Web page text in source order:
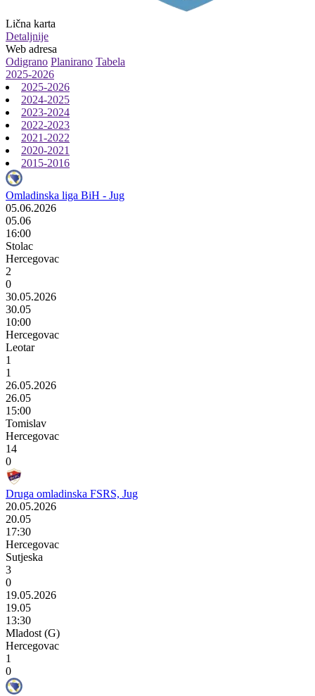
Lična karta
Detaljnije
Web adresa
Odigrano Planirano Tabela
2025-2026
2025-2026
2024-2025
2023-2024
2022-2023
2021-2022
2020-2021
2015-2016
Omladinska liga BiH - Jug
05.06.2026
05.06
16:00
Stolac
Hercegovac
2
0
30.05.2026
30.05
10:00
Hercegovac
Leotar
1
1
26.05.2026
26.05
15:00
Tomislav
Hercegovac
14
0
Druga omladinska FSRS, Jug
20.05.2026
20.05
17:30
Hercegovac
Sutjeska
3
0
19.05.2026
19.05
13:30
Mladost (G)
Hercegovac
1
0